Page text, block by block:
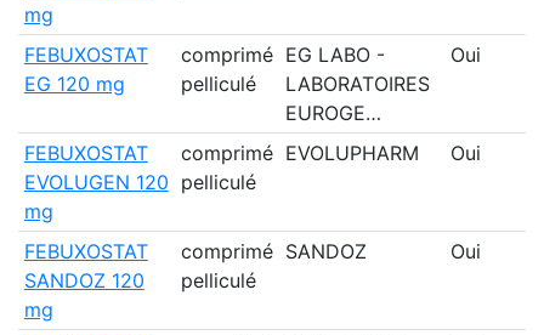
mg
FEBUXOSTAT
EG 120 mg
comprimé
pelliculé
EG LABO -
LABORATOIRES
EUROGE…
Oui
FEBUXOSTAT
EVOLUGEN 120
mg
comprimé
pelliculé
EVOLUPHARM Oui
FEBUXOSTAT
SANDOZ 120
mg
comprimé
pelliculé
SANDOZ Oui